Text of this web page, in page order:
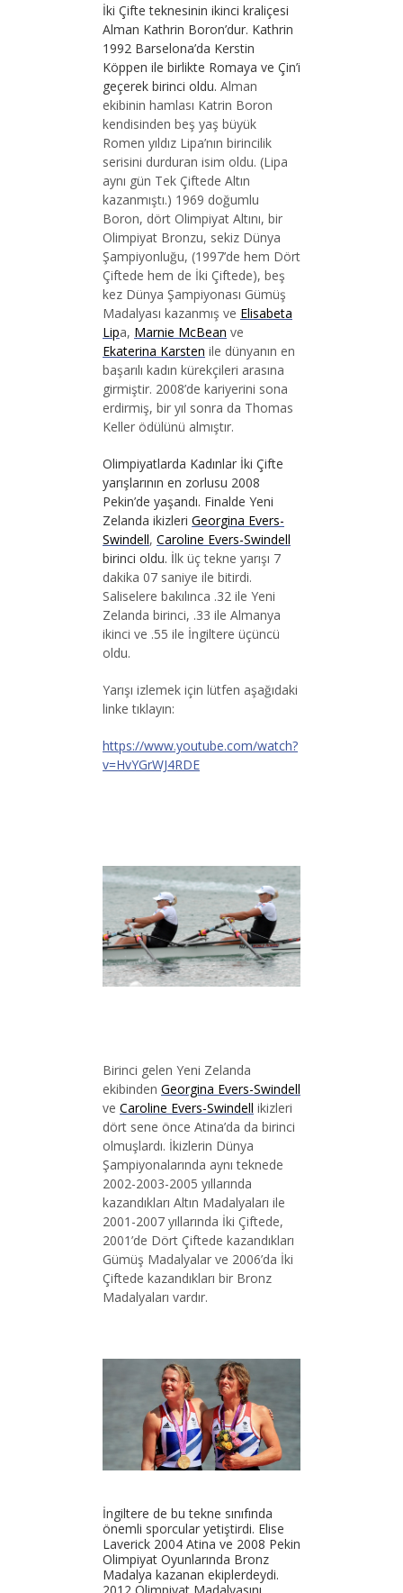
İki Çifte teknesinin ikinci kraliçesi
Alman Kathrin Boron’dur. Kathrin
1992 Barselona’da Kerstin
Köppen ile birlikte Romaya ve Çin’i
geçerek birinci oldu. Alman
ekibinin hamlası Katrin Boron
kendisinden beş yaş büyük
Romen yıldız Lipa’nın birincilik
serisini durduran isim oldu. (Lipa
aynı gün Tek Çiftede Altın
kazanmıştı.) 1969 doğumlu
Boron, dört Olimpiyat Altını, bir
Olimpiyat Bronzu, sekiz Dünya
Şampiyonluğu, (1997’de hem Dört
Çiftede hem de İki Çiftede), beş
kez Dünya Şampiyonası Gümüş
Madalyası kazanmış ve Elisabeta
Lipa, Marnie McBean ve
Ekaterina Karsten ile dünyanın en
başarılı kadın kürekçileri arasına
girmiştir. 2008’de kariyerini sona
erdirmiş, bir yıl sonra da Thomas
Keller ödülünü almıştır.
Olimpiyatlarda Kadınlar İki Çifte
yarışlarının en zorlusu 2008
Pekin’de yaşandı. Finalde Yeni
Zelanda ikizleri Georgina Evers-
Swindell, Caroline Evers-Swindell
birinci oldu. İlk üç tekne yarışı 7
dakika 07 saniye ile bitirdi.
Saliselere bakılınca .32 ile Yeni
Zelanda birinci, .33 ile Almanya
ikinci ve .55 ile İngiltere üçüncü
oldu.
Yarışı izlemek için lütfen aşağıdaki
linke tıklayın:
https://www.youtube.com/watch?
v=HvYGrWJ4RDE
Birinci gelen Yeni Zelanda
ekibinden Georgina Evers-Swindell
ve Caroline Evers-Swindell ikizleri
dört sene önce Atina’da da birinci
olmuşlardı. İkizlerin Dünya
Şampiyonalarında aynı teknede
2002-2003-2005 yıllarında
kazandıkları Altın Madalyaları ile
2001-2007 yıllarında İki Çiftede,
2001’de Dört Çiftede kazandıkları
Gümüş Madalyalar ve 2006’da İki
Çiftede kazandıkları bir Bronz
Madalyaları vardır.
İngiltere de bu tekne sınıfında
önemli sporcular yetiştirdi. Elise
Laverick 2004 Atina ve 2008 Pekin
Olimpiyat Oyunlarında Bronz
Madalya kazanan ekiplerdeydi.